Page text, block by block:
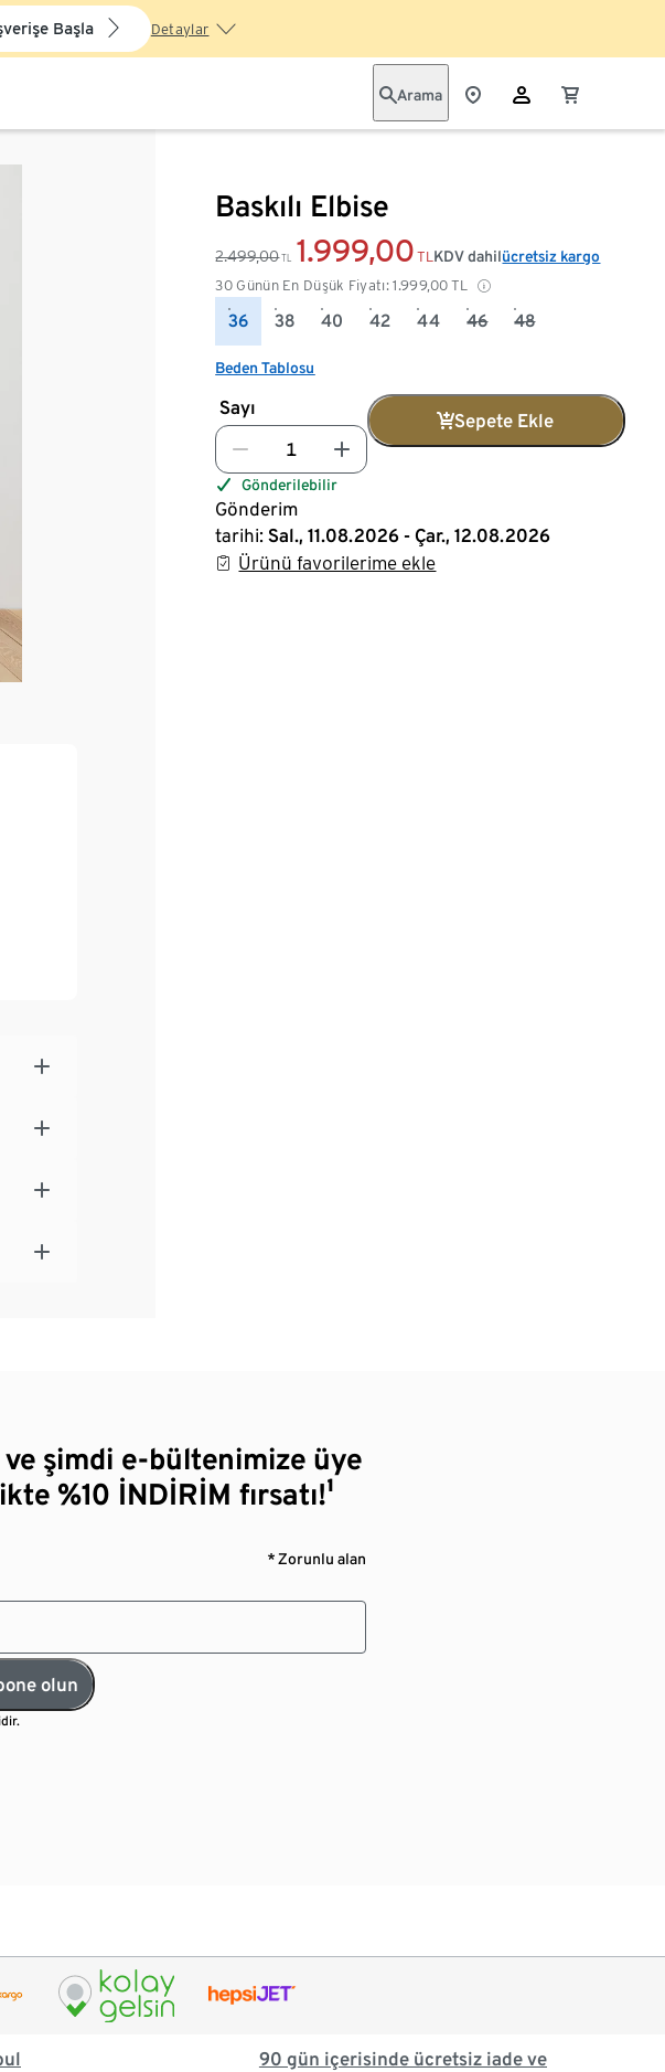
Başla Detaylar
Arama
Baskılı Elbise
2.499,00 TL 1.999,00 TL
30 Günün En Düşük Fiyatı: 1.999,00 TL
KDV dahilücretsiz kargo
36 38 40 42 44 46 48
Beden Tablosu
Sayı
Sepete Ekle
Gönderilebilir
Gönderim
tarihi: Sal., 11.08.2026 - Çar., 12.08.2026
Ürünü favorilerime ekle
ve şimdi e-bültenimize üye
%10 İNDİRİM fırsatı!¹
* Zorunlu alan
olun
90 gün içerisinde ücretsiz iade ve